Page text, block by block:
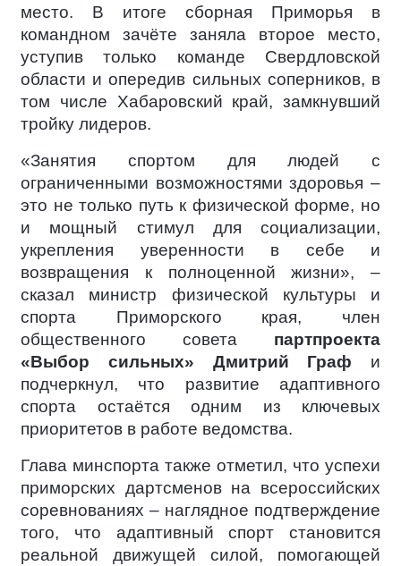
место. В итоге сборная Приморья в
командном зачёте заняла второе место,
уступив только команде Свердловской
области и опередив сильных соперников, в
том числе Хабаровский край, замкнувший
тройку лидеров.
«Занятия спортом для людей с
ограниченными возможностями здоровья –
это не только путь к физической форме, но
и мощный стимул для социализации,
укрепления уверенности в себе и
возвращения к полноценной жизни», –
сказал министр физической культуры и
спорта Приморского края, член
общественного совета партпроекта
«Выбор сильных»
Дмитрий Граф и
подчеркнул, что развитие адаптивного
спорта остаётся одним из ключевых
приоритетов в работе ведомства.
Глава минспорта также отметил, что успехи
приморских дартсменов на всероссийских
соревнованиях – наглядное подтверждение
того, что адаптивный спорт становится
реальной движущей силой, помогающей